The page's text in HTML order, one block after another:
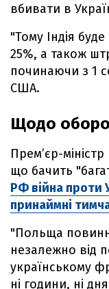
вбивати в
"Тому Індія
25%, а також
починаючи з 1
США.
Щодо
Прем’єр-
що бачить
РФ війна проти
принаймні
"Польща
незалежно від
українському
ні години, ні